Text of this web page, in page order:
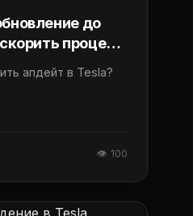
до
процесс
апдейт в Tesla?
👁 100